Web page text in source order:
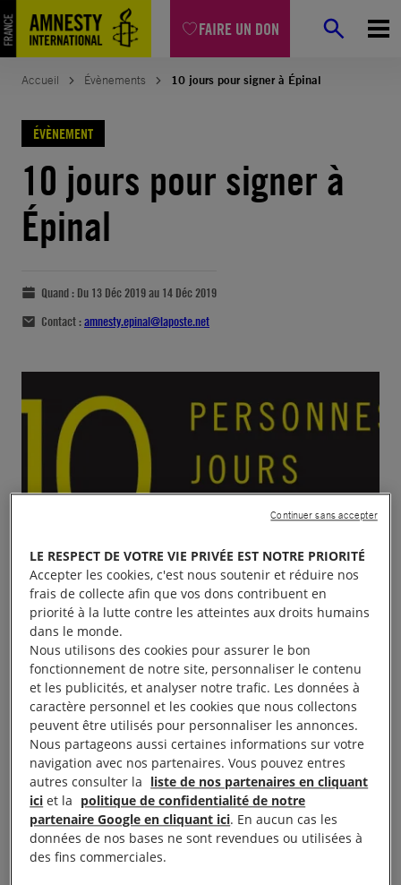
FAIRE UN DON
Accueil Évènements 10 jours pour signer à Épinal
ÉVÈNEMENT
10 jours pour signer à
Épinal
Quand : Du 13 Déc 2019 au 14 Déc 2019
Contact :amnesty.epinal@laposte.net
Le groupe local organiqe une Vente de livres
d’occasion à l’École du Centre
LE RESPECT DE VOTRE VIE PRIVÉE EST NOTRE PRIORITÉ
Accepter les cookies, c'est nous soutenir et réduire nos
frais de collecte afin que vos dons contribuent en
priorité à la lutte contre les atteintes aux droits humains
dans le monde.
Nous utilisons des cookies pour assurer le bon
fonctionnement de notre site, personnaliser le contenu
et les publicités, et analyser notre trafic. Les données à
caractère personnel et les cookies que nous collectons
peuvent être utilisés pour personnaliser les annonces.
Nous partageons aussi certaines informations sur votre
navigation avec nos partenaires. Vous pouvez entres
autres consulter la liste de nos partenaires en cliquant
ici et la politique de confidentialité de notre
partenaire Google en cliquant ici. En aucun cas les
données de nos bases ne sont revendues ou utilisées à
des fins commerciales.
Continuer sans accepter